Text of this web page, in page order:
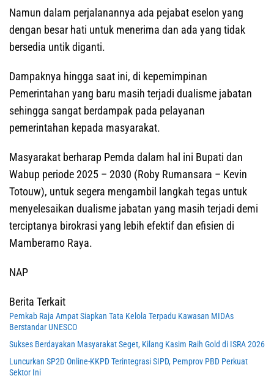
Namun dalam perjalanannya ada pejabat eselon yang
dengan besar hati untuk menerima dan ada yang tidak
bersedia untik diganti.
Dampaknya hingga saat ini, di kepemimpinan
Pemerintahan yang baru masih terjadi dualisme jabatan
sehingga sangat berdampak pada pelayanan
pemerintahan kepada masyarakat.
Masyarakat berharap Pemda dalam hal ini Bupati dan
Wabup periode 2025 – 2030 (Roby Rumansara – Kevin
Totouw), untuk segera mengambil langkah tegas untuk
menyelesaikan dualisme jabatan yang masih terjadi demi
terciptanya birokrasi yang lebih efektif dan efisien di
Mamberamo Raya.
NAP
Berita Terkait
Pemkab Raja Ampat Siapkan Tata Kelola Terpadu Kawasan MIDAs
Berstandar UNESCO
Sukses Berdayakan Masyarakat Seget, Kilang Kasim Raih Gold di ISRA 2026
Luncurkan SP2D Online-KKPD Terintegrasi SIPD, Pemprov PBD Perkuat
Sektor Ini